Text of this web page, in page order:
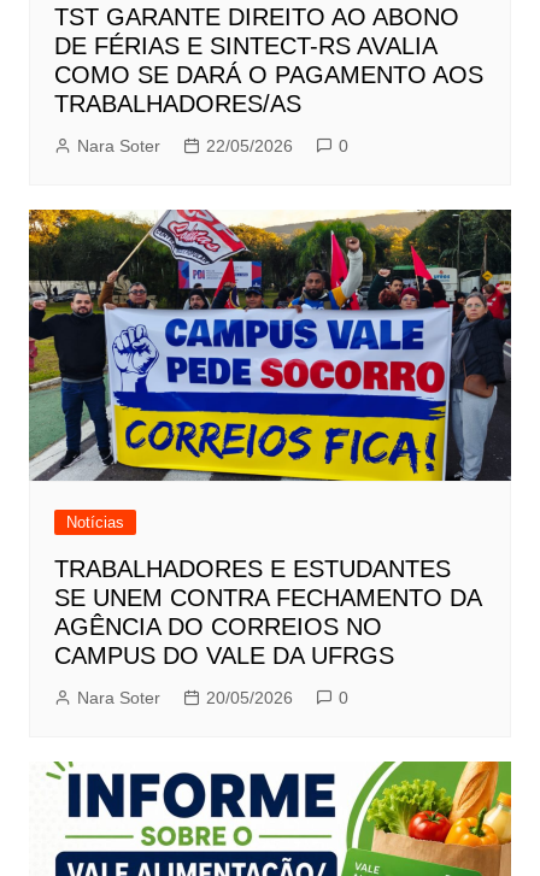
TST GARANTE DIREITO AO ABONO
DE FÉRIAS E SINTECT-RS AVALIA
COMO SE DARÁ O PAGAMENTO AOS
TRABALHADORES/AS
Nara Soter 22/05/2026 0
Notícias
TRABALHADORES E ESTUDANTES
SE UNEM CONTRA FECHAMENTO DA
AGÊNCIA DO CORREIOS NO
CAMPUS DO VALE DA UFRGS
Nara Soter 20/05/2026 0